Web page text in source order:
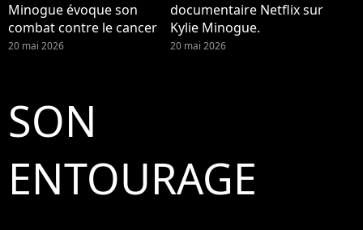
Minogue évoque son
combat contre le cancer
20 mai 2026
documentaire Netflix sur
Kylie Minogue.
20 mai 2026
SON
ENTOURAGE